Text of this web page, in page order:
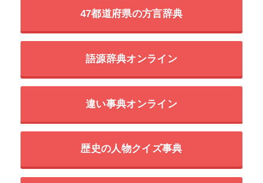
47都道府県の方言辞典
語源辞典オンライン
違い事典オンライン
歴史の人物クイズ事典